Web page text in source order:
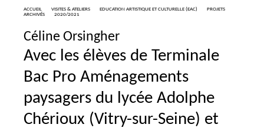
ACCUEIL VISITES & ATELIERS EDUCATION ARTISTIQUE ET CULTURELLE (EAC)
PROJETS
ARCHIVÉS
2020/2021
Céline Orsingher
Avec les élèves de Terminale
Bac Pro Aménagements
paysagers du lycée Adolphe
Chérioux (Vitry-sur-Seine) et